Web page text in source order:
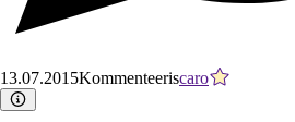
13.07.2015Kommenteeriscaro